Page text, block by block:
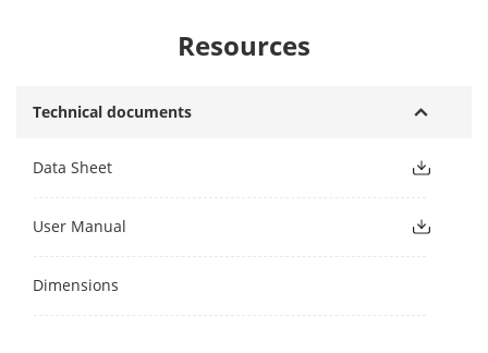
Resources
Technical documents
Data Sheet
User Manual
Dimensions